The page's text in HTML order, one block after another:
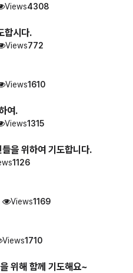
Views4308
합시다.
Views772
Views1610
여.
Views1315
을 위하여 기도합니다.
1126
Views1169
Views1710
위해 함께 기도해요~